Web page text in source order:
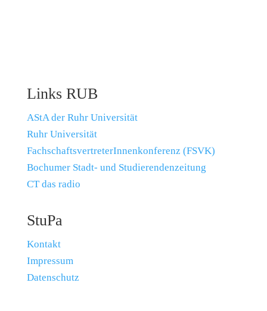
Links RUB
AStA der Ruhr Universität
Ruhr Universität
FachschaftsvertreterInnenkonferenz (FSVK)
Bochumer Stadt- und Studierendenzeitung
CT das radio
StuPa
Kontakt
Impressum
Datenschutz